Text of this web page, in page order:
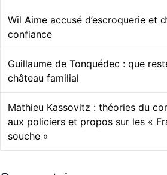
Wil Aime accusé d’escroquerie et
confiance
Guillaume de Tonquédec : que
château familial
Mathieu Kassovitz : théories du
aux policiers et propos sur les «
souche »